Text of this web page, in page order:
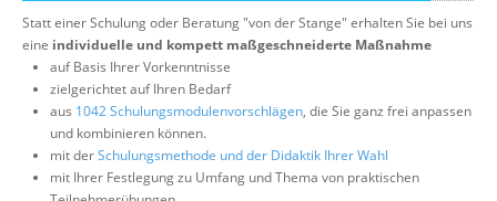
Statt einer Schulung oder Beratung "von der Stange" erhalten Sie bei uns
eine individuelle und kompett maßgeschneiderte Maßnahme
auf Basis Ihrer Vorkenntnisse
zielgerichtet auf Ihren Bedarf
aus 1042 Schulungsmodulenvorschlägen, die Sie ganz frei anpassen
und kombinieren können.
mit derSchulungsmethode und der Didaktik Ihrer Wahl
mit Ihrer Festlegung zu Umfang und Thema von praktischen